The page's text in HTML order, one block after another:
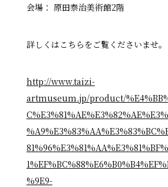
会場： 原田泰治美術館2階
詳しくはこちらをご覧くださいませ。
http://www.taizi-
artmuseum.jp/product/
%9E9-